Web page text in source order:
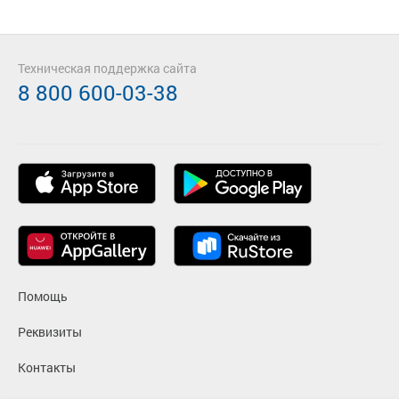
Помощь
Реквизиты
Контакты
Техническая поддержка сайта
8 800 600-03-38